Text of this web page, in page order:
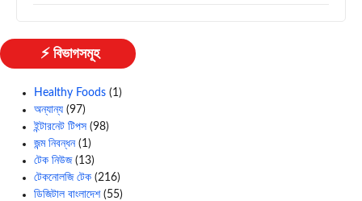
⚡ বিভাগসমূহ
Healthy Foods (1)
অন্যান্য (97)
ইন্টারনেট টিপস (98)
জন্ম নিবন্ধন(1)
টেক নিউজ(13)
টেকনোলজি টেক (216)
ডিজিটাল বাংলাদেশ(55)